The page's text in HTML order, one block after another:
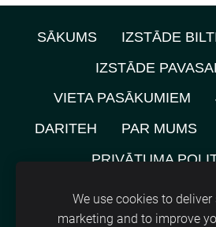
SĀKUMS
IZSTĀDE
IZSTĀDE
VIETA PASĀKUMIEM
DARITEH
PAR MUMS
PRIVĀTUMA
NOMNIEKU KARTE
SĪKDATNES
We use cookies to deliver
marketing and to improve